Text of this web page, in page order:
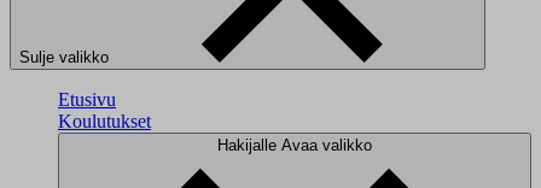
Sulje valikko
Etusivu
Koulutukset
Hakijalle Avaa valikko